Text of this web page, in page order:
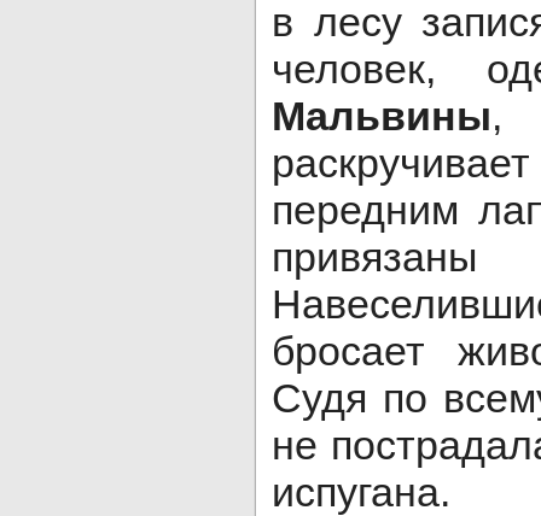
в лесу
человек,
Мальвины,
передним
бросает
Судя по
не
испугана.